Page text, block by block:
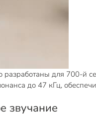
разработаны для 700-
до 47 кГц,
звучание